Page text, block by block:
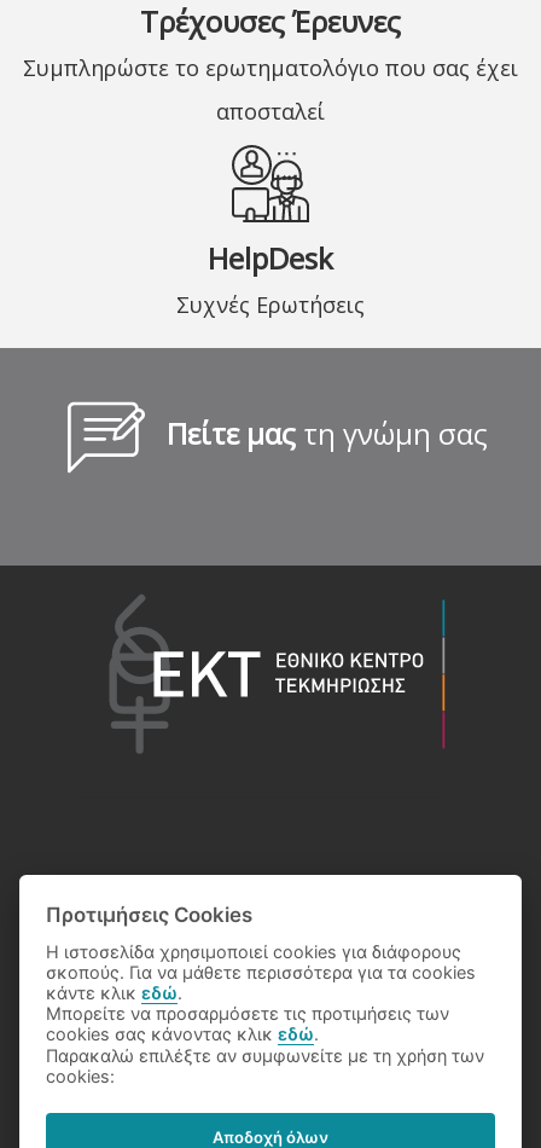
Τρέχουσες Έρευνες
Συμπληρώστε το ερωτηματολόγιο που σας έχει
αποσταλεί
HelpDesk
Συχνές Ερωτήσεις
Πείτε μας τη γνώμη σας
© 2026 Eθνικό Κέντρο Τεκμηρίωσης
Προτιμήσεις Cookies
Η ιστοσελίδα χρησιμοποιεί cookies για διάφορους
σκοπούς. Για να μάθετε περισσότερα για τα cookies
κάντε κλικεδώ.
Μπορείτε να προσαρμόσετε τις προτιμήσεις των
cookies σας κάνοντας κλικεδώ.
Παρακαλώ επιλέξτε αν συμφωνείτε με τη χρήση των
cookies:
Αποδοχή όλων